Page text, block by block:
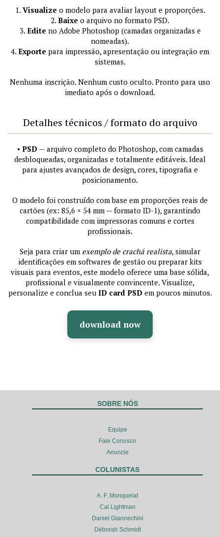
1. Visualize o modelo para avaliar layout e proporções.
2. Baixe o arquivo no formato PSD.
3. Edite no Adobe Photoshop (camadas organizadas e
nomeadas).
4. Exporte para impressão, apresentação ou integração em
sistemas.
Nenhuma inscrição. Nenhum custo oculto. Pronto para uso
imediato após o download.
Detalhes técnicos / formato do arquivo
• PSD — arquivo completo do Photoshop, com camadas
desbloqueadas, organizadas e totalmente editáveis. Ideal
para ajustes avançados de design, cores, tipografia e
posicionamento.
O modelo foi construído com base em proporções reais de
cartões (ex: 85,6 × 54 mm — formato ID-1), garantindo
compatibilidade com impressoras comuns e cortes
profissionais.
Seja para criar um exemplo de crachá realista, simular
identificações em softwares de gestão ou preparar kits
visuais para eventos, este modelo oferece uma base sólida,
profissional e visualmente convincente. Visualize,
personalize e conclua seu ID card PSD em poucos minutos.
download now
SOBRE NÓS
Equipe
Fale Conosco
Anuncie
COLUNISTAS
A. F. Monquelat
Cal Lightman
Daniel Giannechini
Déborah Schmidt